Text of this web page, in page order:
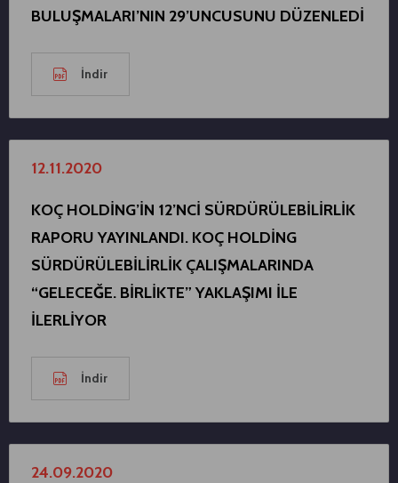
BULUŞMALARI’NIN 29’UNCUSUNU DÜZENLEDİ
İndir
12.11.2020
KOÇ HOLDİNG’İN 12’NCİ SÜRDÜRÜLEBİLİRLİK
RAPORU YAYINLANDI. KOÇ HOLDİNG
SÜRDÜRÜLEBİLİRLİK ÇALIŞMALARINDA
“GELECEĞE. BİRLİKTE” YAKLAŞIMI İLE
İLERLİYOR
İndir
24.09.2020